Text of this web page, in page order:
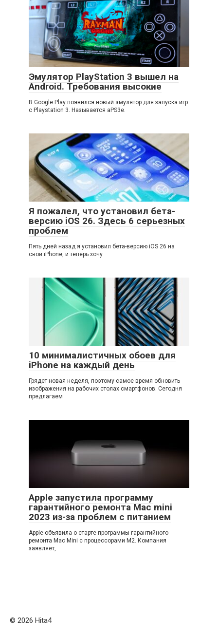
Эмулятор PlayStation 3 вышел на
Android. Требования высокие
В Google Play появился новый эмулятор для запуска игр
с Playstation 3. Называется aPS3e.
Я пожалел, что установил бета-
версию iOS 26. Здесь 6 серьезных
проблем
Пять дней назад я установил бета-версию iOS 26 на
свой iPhone, и теперь хочу
10 минималистичных обоев для
iPhone на каждый день
Грядет новая неделя, поэтому самое время обновить
изображения на рабочих столах смартфонов. Сегодня
предлагаем
Apple запустила программу
гарантийного ремонта Mac mini
2023 из-за проблем с питанием
Apple объявила о старте программы гарантийного
ремонта Mac Mini с процессорами M2. Компания
заявляет,
© 2026 Нita4